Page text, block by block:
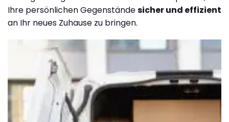
Ihre persönlichen Gegenständesicher und effizient
an Ihr neues Zuhause zu bringen.